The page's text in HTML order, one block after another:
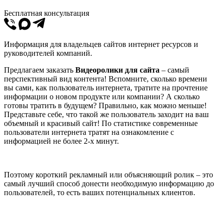
Бесплатная консультация
Информация для владельцев сайтов интернет ресурсов и
руководителей компаний.
Предлагаем заказать Видеоролики для сайта – самый
перспективный вид контента! Вспомните, сколько времени
вы сами, как пользователь интернета, тратите на прочтение
информации о новом продукте или компании? А сколько
готовы тратить в будущем? Правильно, как можно меньше!
Представьте себе, что такой же пользователь заходит на ваш
объемный и красивый сайт! По статистике современные
пользователи интернета тратят на ознакомление с
информацией не более 2-х минут.
Поэтому короткий рекламный или объясняющий ролик – это
самый лучший способ донести необходимую информацию до
пользователей, то есть ваших потенциальных клиентов.